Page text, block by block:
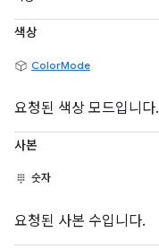
색상
ColorMode
요청된 색상 모드입니다.
사본
숫자
요청된 사본 수입니다.